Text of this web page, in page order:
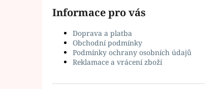
Informace pro vás
Doprava a platba
Obchodní podmínky
Podmínky ochrany osobních údajů
Reklamace a vrácení zboží